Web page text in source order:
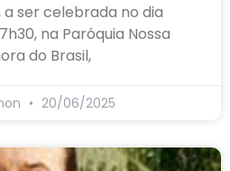
a ser celebrada no dia
na Paróquia Nossa
do Brasil,
20/06/2025